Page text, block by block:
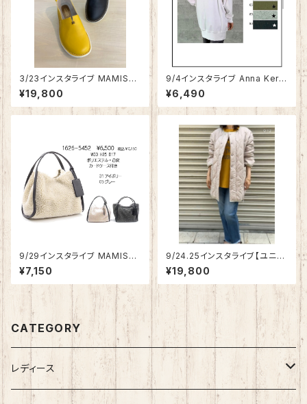
3/23インスタライブ MAMISSA
フラットシューズ 1941-1800
¥19,800
9/4インスタライブ Anna Kerry
星刺繍ロンT（背中首元） 8521
3919【先行ご予約商品】
¥6,490
9/29インスタライブ MAMISSA
ムートン調トートバッグ1626-5
452【先行ご予約商品】
¥7,150
9/24.25インスタライブ【ユニセ
ックスサイズ】Anna Kerry パッ
デッドハーフコート85213302
【先行ご予約商品】
¥19,800
CATEGORY
レディース